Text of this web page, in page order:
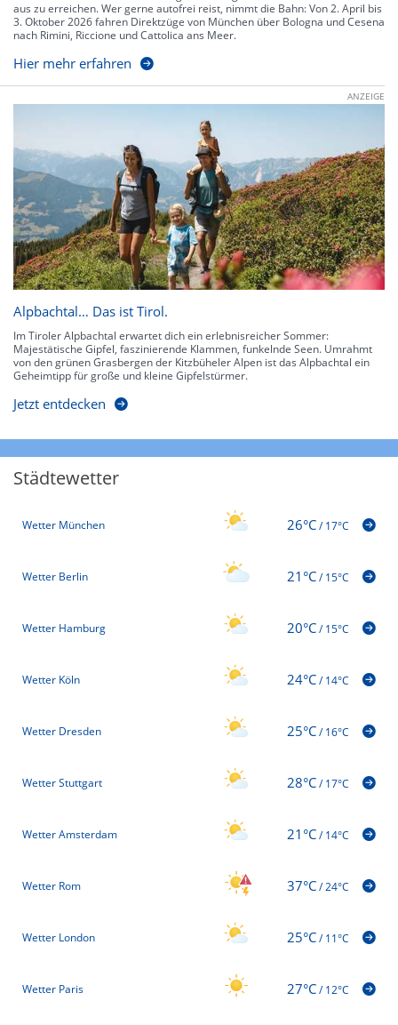
aus zu erreichen. Wer gerne autofrei reist, nimmt die Bahn: Von 2. April bis
3. Oktober 2026 fahren Direktzüge von München über Bologna und Cesena
nach Rimini, Riccione und Cattolica ans Meer.
Hier mehr erfahren
ANZEIGE
Alpbachtal… Das ist Tirol.
Im Tiroler Alpbachtal erwartet dich ein erlebnisreicher Sommer:
Majestätische Gipfel, faszinierende Klammen, funkelnde Seen. Umrahmt
von den grünen Grasbergen der Kitzbüheler Alpen ist das Alpbachtal ein
Geheimtipp für große und kleine Gipfelstürmer.
Jetzt entdecken
Städtewetter
Wetter München 26°C/17°C
Wetter Berlin 21°C/15°C
Wetter Hamburg 20°C/15°C
Wetter Köln 24°C/14°C
Wetter Dresden 25°C/16°C
Wetter Stuttgart 28°C/17°C
Wetter Amsterdam 21°C/14°C
Wetter Rom 37°C/24°C
Wetter London 25°C/11°C
Wetter Paris 27°C/12°C